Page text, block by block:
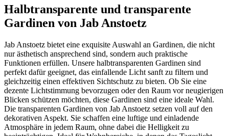
Halbtransparente und transparente
Gardinen von Jab Anstoetz
Jab Anstoetz bietet eine exquisite Auswahl an Gardinen, die nicht
nur ästhetisch ansprechend sind, sondern auch praktische
Funktionen erfüllen. Unsere halbtransparenten Gardinen sind
perfekt dafür geeignet, das einfallende Licht sanft zu filtern und
gleichzeitig einen effektiven Sichtschutz zu bieten. Ob Sie eine
dezente Lichtstimmung bevorzugen oder den Raum vor neugierigen
Blicken schützen möchten, diese Gardinen sind eine ideale Wahl.
Die transparenten Gardinen von Jab Anstoetz setzen voll auf den
dekorativen Aspekt. Sie schaffen eine luftige und einladende
Atmosphäre in jedem Raum, ohne dabei die Helligkeit zu